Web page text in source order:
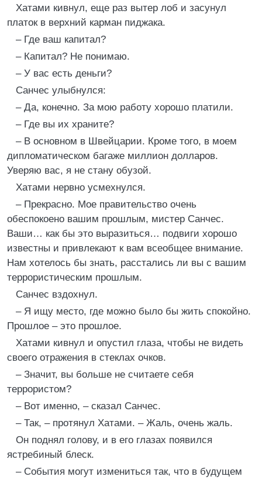
Хатами кивнул, еще раз вытер лоб и засунул
платок в верхний карман пиджака.
– Где ваш капитал?
– Капитал? Не понимаю.
– У вас есть деньги?
Санчес улыбнулся:
– Да, конечно. За мою работу хорошо платили.
– Где вы их храните?
– В основном в Швейцарии. Кроме того, в моем
дипломатическом багаже миллион долларов.
Уверяю вас, я не стану обузой.
Хатами нервно усмехнулся.
– Прекрасно. Мое правительство очень
обеспокоено вашим прошлым, мистер Санчес.
Ваши… как бы это выразиться… подвиги хорошо
известны и привлекают к вам всеобщее внимание.
Нам хотелось бы знать, расстались ли вы с вашим
террористическим прошлым.
Санчес вздохнул.
– Я ищу место, где можно было бы жить спокойно.
Прошлое – это прошлое.
Хатами кивнул и опустил глаза, чтобы не видеть
своего отражения в стеклах очков.
– Значит, вы больше не считаете себя
террористом?
– Вот именно, – сказал Санчес.
– Так, – протянул Хатами. – Жаль, очень жаль.
Он поднял голову, и в его глазах появился
ястребиный блеск.
– События могут измениться так, что в будущем